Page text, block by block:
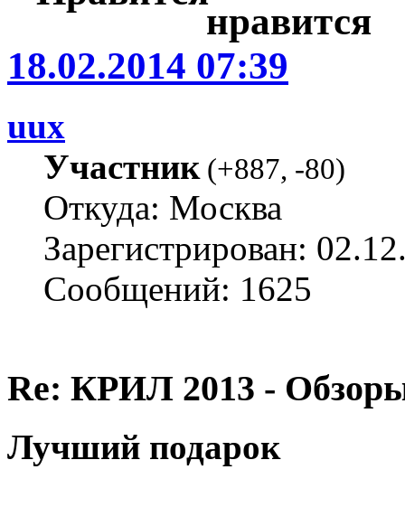
18.02.2014 07:39
uux
Участник(+887, -80)
Откуда: Москва
Зарегистрирован:
Сообщений: 1625
Re: КРИЛ 2013 -
Лучший подарок